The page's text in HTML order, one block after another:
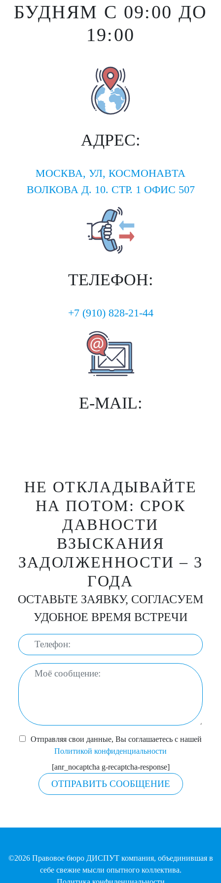
БУДНЯМ С 09:00 ДО
19:00
АДРЕС:
МОСКВА, УЛ, КОСМОНАВТА
ВОЛКОВА Д. 10. СТР. 1 ОФИС 507
ТЕЛЕФОН:
+7 (910) 828-21-44
E-MAIL:
НЕ ОТКЛАДЫВАЙТЕ
НА ПОТОМ: СРОК
ДАВНОСТИ
ВЗЫСКАНИЯ
ЗАДОЛЖЕННОСТИ – 3
ГОДА
ОСТАВЬТЕ ЗАЯВКУ, СОГЛАСУЕМ
УДОБНОЕ ВРЕМЯ ВСТРЕЧИ
Отправляя свои данные, Вы соглашаетесь с нашей
Политикой конфиденциальности
[anr_nocaptcha g-recaptcha-response]
©2026 Правовое бюро ДИСПУТ компания, объединившая в
себе свежие мысли опытного коллектива.